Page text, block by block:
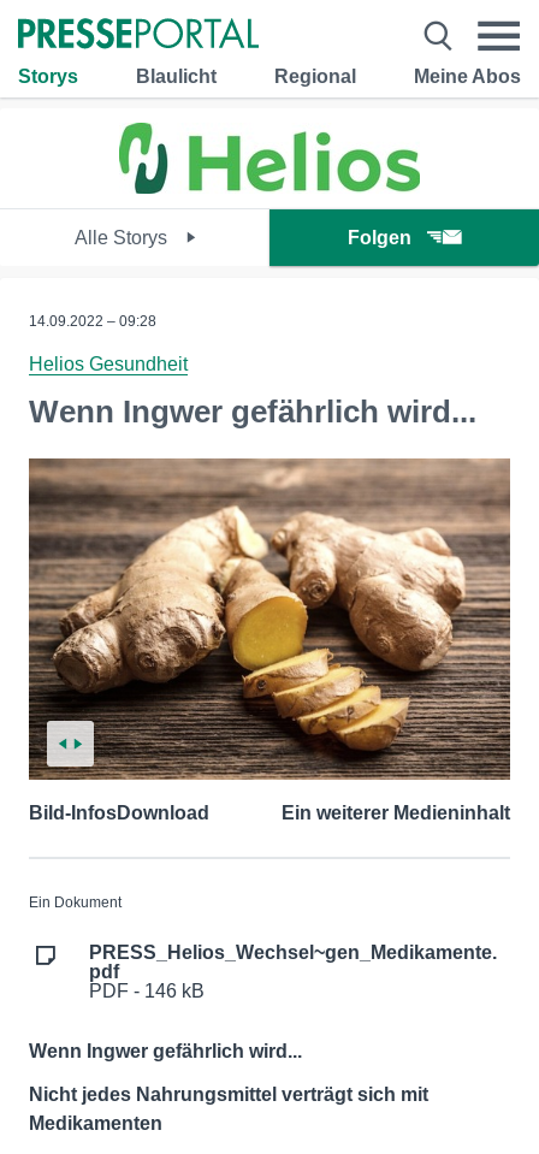
Storys Blaulicht Regional Meine Abos
Alle Storys Folgen
14.09.2022 – 09:28
Helios Gesundheit
Wenn Ingwer gefährlich wird...
Bild-InfosDownload Ein weiterer Medieninhalt
Ein Dokument
PRESS_Helios_Wechsel~gen_Medikamente.
pdf
PDF - 146 kB
Wenn Ingwer gefährlich wird...
Nicht jedes Nahrungsmittel verträgt sich mit
Medikamenten